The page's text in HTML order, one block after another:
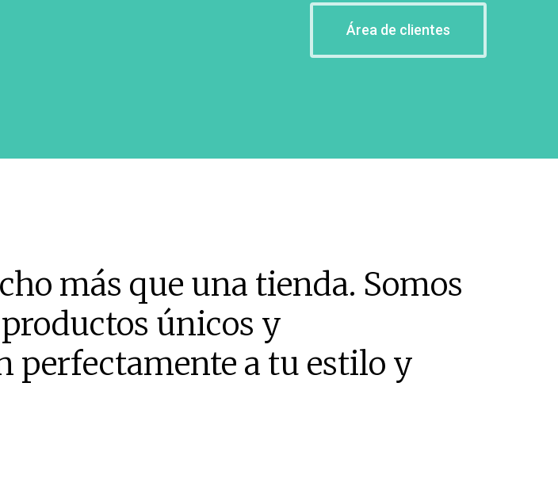
Área de clientes
más que una tienda. Somos
únicos y
perfectamente a tu estilo y